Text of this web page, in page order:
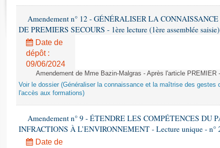
Rapports sur l'application des lois
Baromètre de l’application des lois
Dossiers législatifs
Questions écrites et orales
Amendement n° 12 - GÉNÉRALISER LA
DE PREMIERS SECOURS - 1ère lecture (1ère assemblée
Date de
dépôt :
09/06/2024
Amendement de Mme Bazin-Malgras - Après l'article PREMIER
Voir le dossier (Généraliser la connaissance et la maîtrise des gestes
l'accès aux formations)
Amendement n° 9 - ÉTENDRE LES COMPÉTENCES DU
INFRACTIONS À L’ENVIRONNEMENT - Lecture unique - n°
Date de